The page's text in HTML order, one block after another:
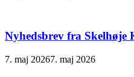
Nyhedsbrev fra Skelhøje
7. maj 20267. maj 2026